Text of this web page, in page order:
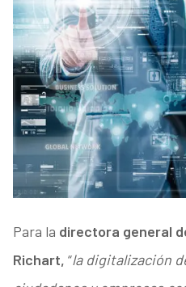
Para la directora general
Richart, “la digitalización